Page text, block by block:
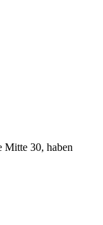
Mitte 30, haben